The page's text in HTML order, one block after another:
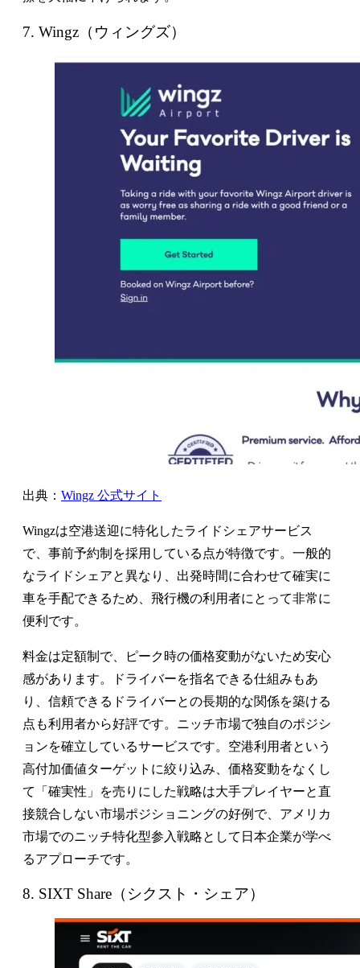
7. Wingz（ウィングズ）
出典： Wingz 公式サイト
Wingzは空港送迎に特化したライドシェアサービス
で、事前予約制を採用している点が特徴です。一般的
なライドシェアと異なり、出発時間に合わせて確実に
車を手配できるため、飛行機の利用者にとって非常に
便利です。
料金は定額制で、ピーク時の価格変動がないため安心
感があります。ドライバーを指名できる仕組みもあ
り、信頼できるドライバーとの長期的な関係を築ける
点も利用者から好評です。ニッチ市場で独自のポジシ
ョンを確立しているサービスです。空港利用者という
高付加価値ターゲットに絞り込み、価格変動をなくし
て「確実性」を売りにした戦略は大手プレイヤーと直
接競合しない市場ポジショニングの好例で、アメリカ
市場でのニッチ特化型参入戦略として日本企業が学べ
るアプローチです。
8. SIXT Share（シクスト・シェア）